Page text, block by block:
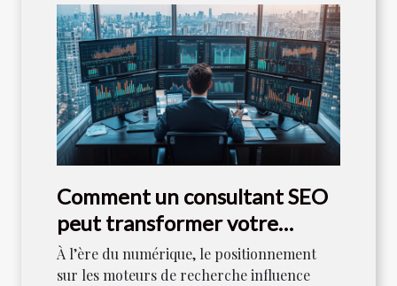
Comment un consultant SEO
peut transformer votre
stratégie numérique
À l’ère du numérique, le positionnement
sur les moteurs de recherche influence